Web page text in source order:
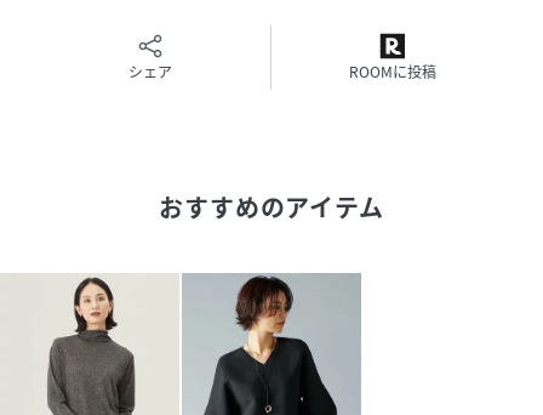
KRW7GS0060-1-y NH9781
シェア ROOMに投稿
おすすめのアイテム